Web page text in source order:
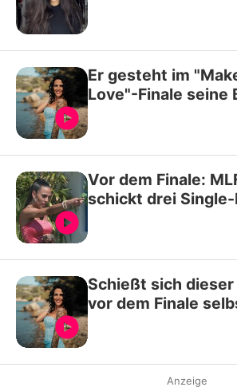
Er gesteht im
Love"-Finale seine
Vor dem Finale:
schickt drei
Schießt sich dieser
vor dem Finale
Anzeige